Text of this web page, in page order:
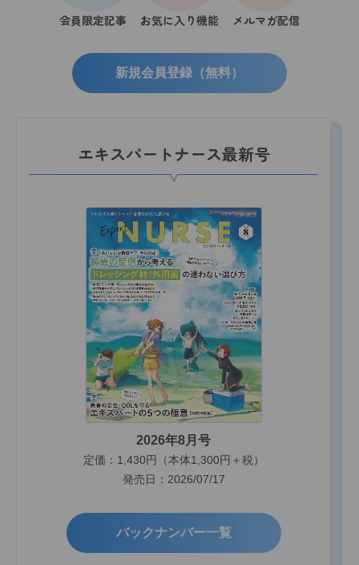
会員限定記事 お気に入り機能 メルマガ配信
新規会員登録（無料）
エキスパートナース最新号
2026年8月号
定価：1,430円（本体1,300円＋税）
発売日：2026/07/17
バックナンバー一覧